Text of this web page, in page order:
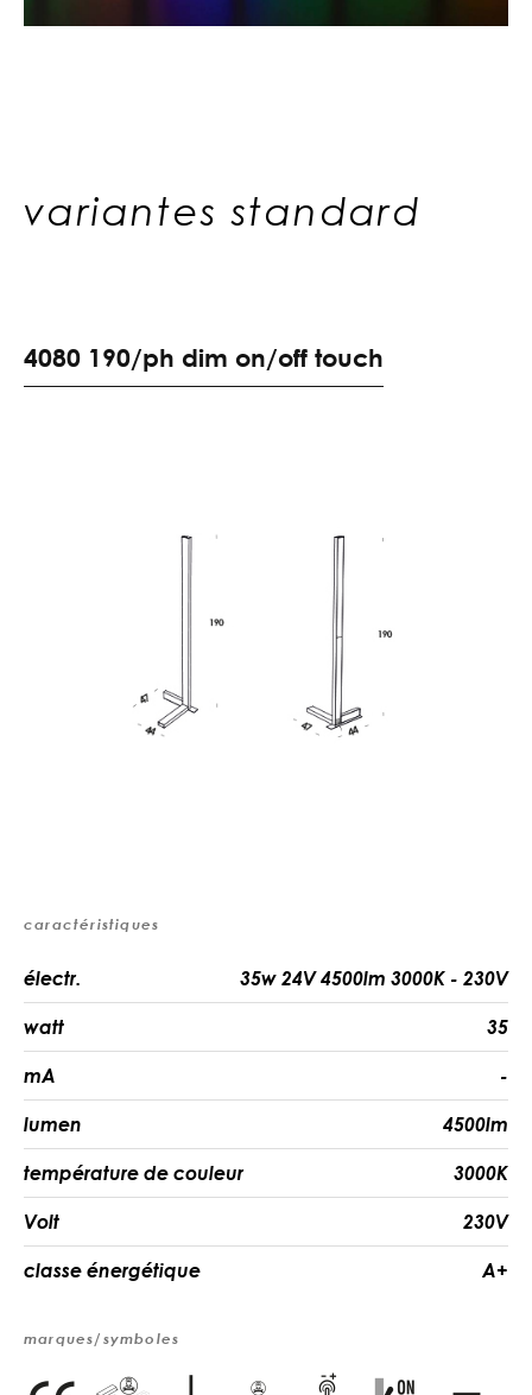
variantes standard
4080 190/ph dim on/off touch
caractéristiques
électr. 35w 24V 4500lm 3000K - 230V
watt 35
mA -
lumen 4500lm
température de couleur 3000K
Volt 230V
classe énergétique A+
marques/symboles